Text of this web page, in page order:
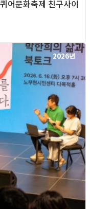
어문화축제 친구사이
2026년